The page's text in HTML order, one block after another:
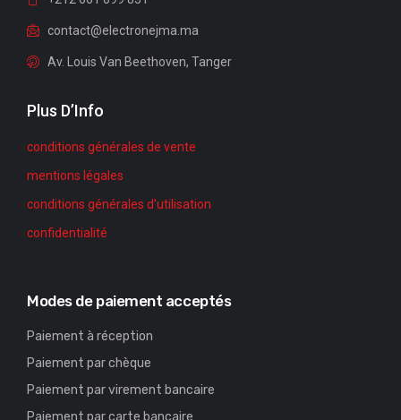
contact@electronejma.ma
Av. Louis Van Beethoven, Tanger
Plus D’Info
conditions générales de vente
mentions légales
conditions générales d'utilisation
confidentialité
Modes de paiement acceptés
Paiement à réception
Paiement par chèque
Paiement par virement bancaire